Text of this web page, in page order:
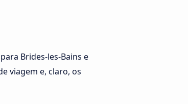
Brides-les-Bains e
viagem e, claro, os